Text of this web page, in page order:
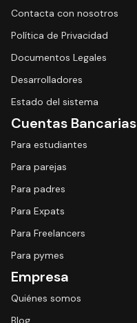
Contacta con nosotros
Política de Privacidad
Documentos Legales
Desarrolladores
Estado del sistema
Cuentas Bancarias
Para estudiantes
Para parejas
Para padres
Para Expats
Para Freelancers
Para pymes
Empresa
Quiénes somos
Blog